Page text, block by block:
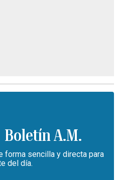
Boletín A.M.
forma sencilla y directa para
del día.